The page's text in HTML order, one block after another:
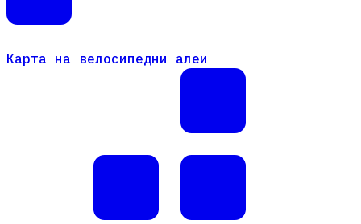
Карта на велосипедни алеи
Карта на велосипедни алеи